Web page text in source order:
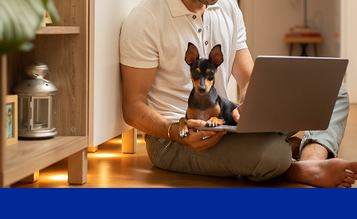
Search products